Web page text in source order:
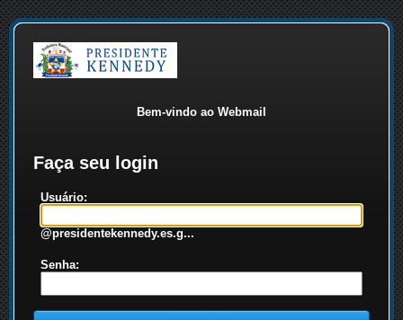
Bem-vindo ao Webmail
Faça seu login
Usuário:
@presidentekennedy.es.g...
Senha: